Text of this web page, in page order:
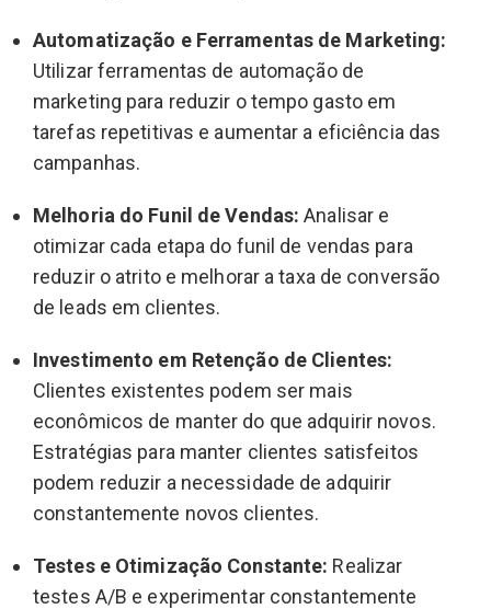
Automatização e Ferramentas de Marketing:
Utilizar ferramentas de automação de
marketing para reduzir o tempo gasto em
tarefas repetitivas e aumentar a eficiência das
campanhas.
Melhoria do Funil de Vendas: Analisar e
otimizar cada etapa do funil de vendas para
reduzir o atrito e melhorar a taxa de conversão
de leads em clientes.
Investimento em Retenção de Clientes:
Clientes existentes podem ser mais
econômicos de manter do que adquirir novos.
Estratégias para manter clientes satisfeitos
podem reduzir a necessidade de adquirir
constantemente novos clientes.
Testes e Otimização Constante: Realizar
testes A/B e experimentar constantemente